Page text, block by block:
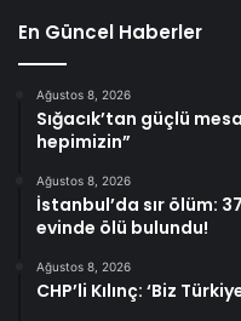
En Güncel Haberler
Ağustos 8, 2026
Sığacık’tan güçlü
hepimizin”
Ağustos 8, 2026
İstanbul’da sır ölüm:
evinde ölü bulundu!
Ağustos 8, 2026
CHP’li Kılınç: ‘Biz